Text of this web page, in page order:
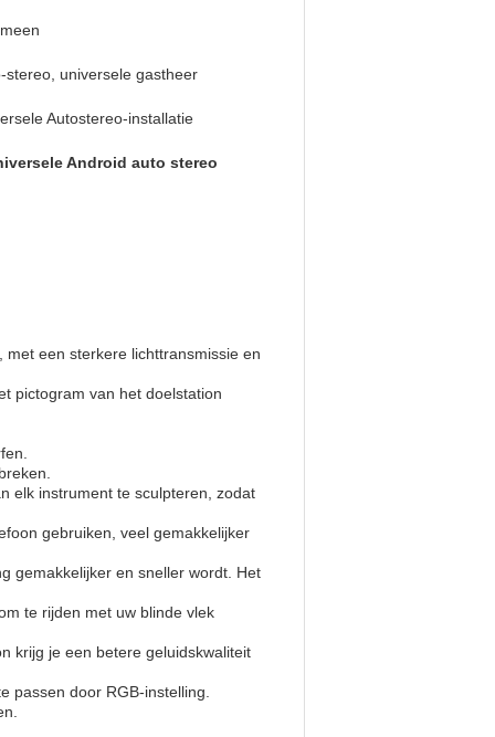
stereo, universele gastheer
Autostereo-installatie
Android auto stereo
een sterkere lichttransmissie en
pictogram van het doelstation
elk instrument te sculpteren, zodat
gebruiken, veel gemakkelijker
gemakkelijker en sneller wordt. Het
te rijden met uw blinde vlek
krijg je een betere geluidskwaliteit
passen door RGB-instelling.